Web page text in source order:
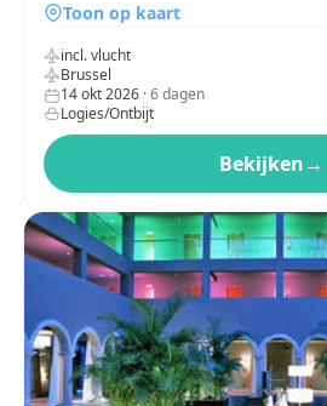
Toon op kaart
incl. vlucht
Brussel
14 okt 2026 ·6dagen
Logies/Ontbijt
Bekijken→